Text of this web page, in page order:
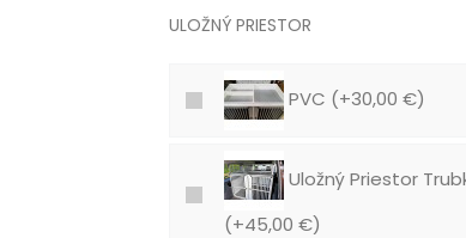
ULOŽNÝ PRIESTOR
PVC (+30,00 €)
Uložný Priestor
(+45,00 €)